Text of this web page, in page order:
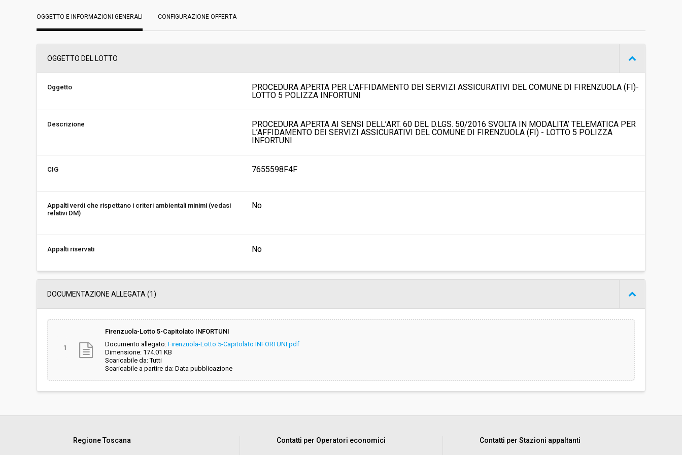
Data pubblicazione: 02/11/2018 09:29
Svolgimento: Gara in busta chiusa Valore stimato della procedura: € 199.350,00
OGGETTO E INFORMAZIONI GENERALI CONFIGURAZIONE OFFERTA
OGGETTO DEL LOTTO
Oggetto
PROCEDURA APERTA PER L’AFFIDAMENTO DEI SERVIZI ASSICURATIVI DEL COMUNE DI FIRENZUOLA (FI)-
LOTTO 5 POLIZZA INFORTUNI
Descrizione
PROCEDURA APERTA AI SENSI DELL’ART. 60 DEL D.LGS. 50/2016 SVOLTA IN MODALITA’ TELEMATICA PER
L’AFFIDAMENTO DEI SERVIZI ASSICURATIVI DEL COMUNE DI FIRENZUOLA (FI) - LOTTO 5 POLIZZA
INFORTUNI
CIG 7655598F4F
Appalti verdi che rispettano i criteri ambientali minimi (vedasi
relativi DM)
No
Appalti riservati No
DOCUMENTAZIONE ALLEGATA (1)
1
Firenzuola-Lotto 5-Capitolato INFORTUNI
Documento allegato: Firenzuola-Lotto 5-Capitolato INFORTUNI.pdf
Dimensione: 174.01 KB
Scaricabile da: Tutti
Scaricabile a partire da: Data pubblicazione
Regione Toscana Contatti per Operatori economici Contatti per Stazioni appaltanti